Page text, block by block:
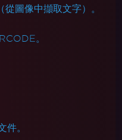
圖像中擷取文字）。
。
件。